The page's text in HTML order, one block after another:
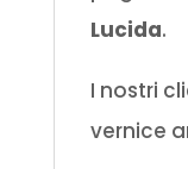
Lucida.
I nostri
vernice